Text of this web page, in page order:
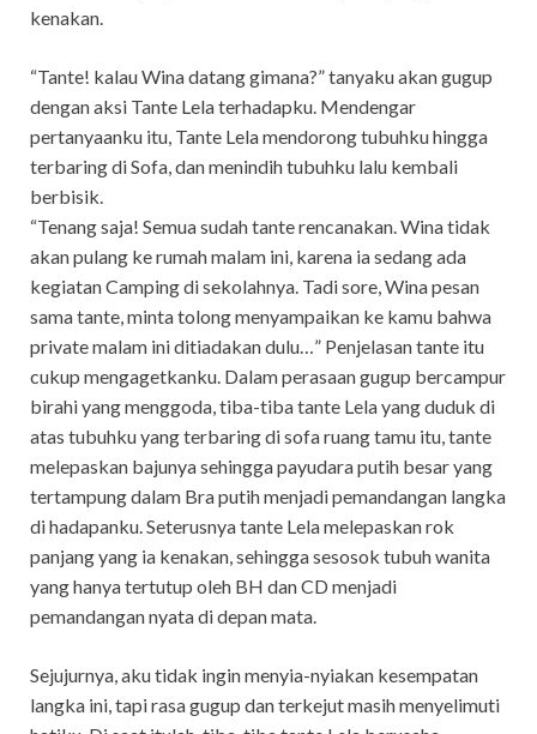
kenakan.
“Tante! kalau Wina datang gimana?” tanyaku akan gugup
dengan aksi Tante Lela terhadapku. Mendengar
pertanyaanku itu, Tante Lela mendorong tubuhku hingga
terbaring di Sofa, dan menindih tubuhku lalu kembali
berbisik.
“Tenang saja! Semua sudah tante rencanakan. Wina tidak
akan pulang ke rumah malam ini, karena ia sedang ada
kegiatan Camping di sekolahnya. Tadi sore, Wina pesan
sama tante, minta tolong menyampaikan ke kamu bahwa
private malam ini ditiadakan dulu…” Penjelasan tante itu
cukup mengagetkanku. Dalam perasaan gugup bercampur
birahi yang menggoda, tiba-tiba tante Lela yang duduk di
atas tubuhku yang terbaring di sofa ruang tamu itu, tante
melepaskan bajunya sehingga payudara putih besar yang
tertampung dalam Bra putih menjadi pemandangan langka
di hadapanku. Seterusnya tante Lela melepaskan rok
panjang yang ia kenakan, sehingga sesosok tubuh wanita
yang hanya tertutup oleh BH dan CD menjadi
pemandangan nyata di depan mata.
Sejujurnya, aku tidak ingin menyia-nyiakan kesempatan
langka ini, tapi rasa gugup dan terkejut masih menyelimuti